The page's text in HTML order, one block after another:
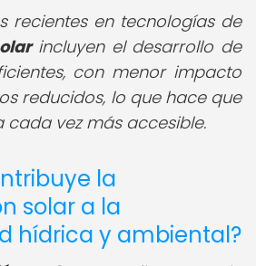
recientes en tecnologías de
incluyen el desarrollo de
con menor impacto
reducidos, lo que hace que
cada vez más accesible.
la
solar a la
hídrica y ambiental?